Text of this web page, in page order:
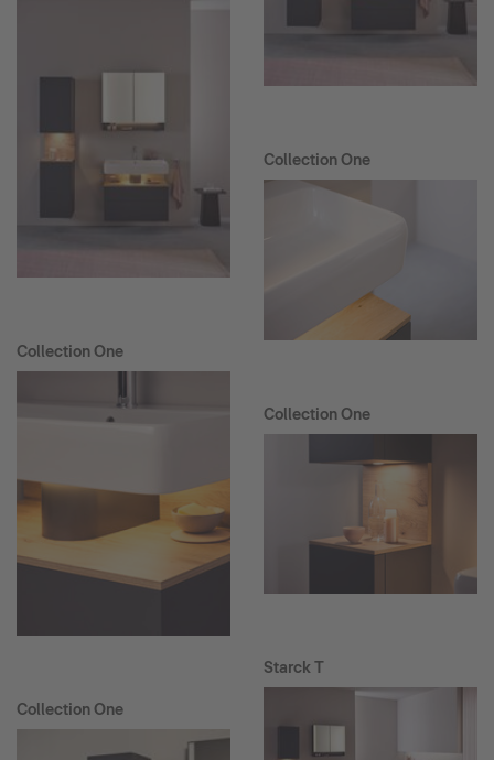
Collection One
Collection One
Collection One
Collection One
Starck T